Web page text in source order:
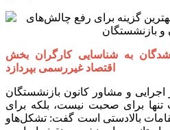
به شناسایی کارگران بخش
اقتصاد غیررسمی بپردازد
و مشاور کانون بازنشستگان
تنها برای صحبت نیست، بلکه برای
بالادستی است گفت: تشکل‌هاو